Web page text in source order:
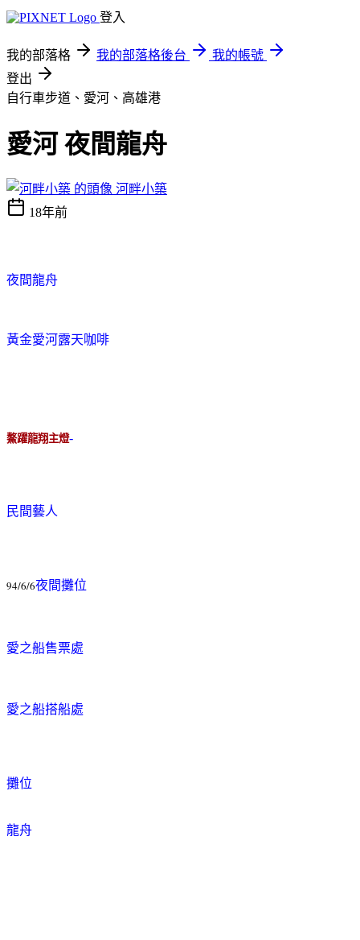
登入
我的部落格 我的部落格後台
我的帳號
登出
自行車步道、愛河、高雄港
愛河 夜間龍舟
河畔小築
18年前
夜間龍舟
黃金愛河露天咖啡
鰲躍龍翔主燈-
民間藝人
94/6/6夜間攤位
愛之船售票處
愛之船搭船處
攤位
龍舟